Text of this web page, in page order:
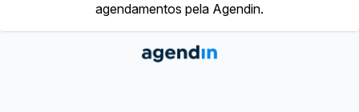
agendamentos pela Agendin.